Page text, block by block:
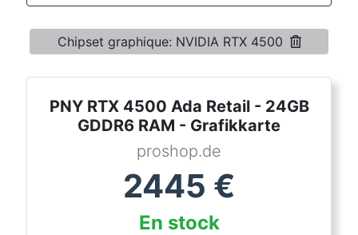
Chipset graphique: NVIDIA RTX 4500
PNY RTX 4500 Ada Retail - 24GB
GDDR6 RAM - Grafikkarte
proshop.de
2445 €
En stock